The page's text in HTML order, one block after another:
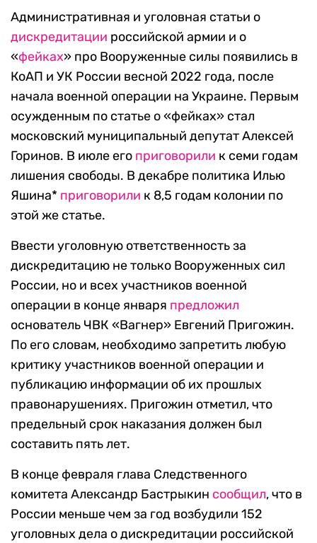
Административная и уголовная статьи о
дискредитации российской армии и о
«фейках» про Вооруженные силы появились в
КоАП и УК России весной 2022 года, после
начала военной операции на Украине. Первым
осужденным по статье о «фейках» стал
московский муниципальный депутат Алексей
Горинов. В июле его приговорили к семи годам
лишения свободы. В декабре политика Илью
Яшина* приговорили к 8,5 годам колонии по
этой же статье.
Ввести уголовную ответственность за
дискредитацию не только Вооруженных сил
России, но и всех участников военной
операции в конце января предложил
основатель ЧВК «Вагнер» Евгений Пригожин.
По его словам, необходимо запретить любую
критику участников военной операции и
публикацию информации об их прошлых
правонарушениях. Пригожин отметил, что
предельный срок наказания должен был
составить пять лет.
В конце февраля глава Следственного
комитета Александр Бастрыкин сообщил, что в
России меньше чем за год возбудили 152
уголовных дела о дискредитации российской